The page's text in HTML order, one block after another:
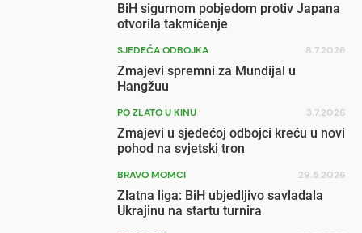
BiH sigurnom pobjedom protiv Japana
otvorila takmičenje
SJEDEĆA ODBOJKA 8.7.2026
Zmajevi spremni za Mundijal u
Hangžuu
PO ZLATO U KINU 3.7.2026
Zmajevi u sjedećoj odbojci kreću u novi
pohod na svjetski tron
BRAVO MOMCI 29.5.2026
Zlatna liga: BiH ubjedljivo savladala
Ukrajinu na startu turnira